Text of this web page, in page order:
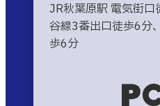
JR秋葉原駅 電気街
谷線3番出口徒歩6分
歩6分